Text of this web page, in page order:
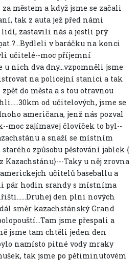
městem a když jsme se začali
tak z auta jež před námi
zastavili nás a jestli prý
?...Bydleli v baráčku na konci
učitelé--moc příjemní
u nich dva dny...vzpomněli jsme
na policejní stanici a tak
do města a s tou otravnou
od učitelových, jsme se
američana, jenž nás pozval
moc zajímavej človíček to byl--
a snaží se místním
způsobu pěstování jablek {
Kazachstánu}---Taky u něj zrovna
učitelů baseballu a
pár hodin srandy s místníma
den plni nových
směr kazachstánský Grand
jsme přespali a
jsme tam chtěli jeden den
namísto pitné vody mraky
tak jsme po pětiminutovém